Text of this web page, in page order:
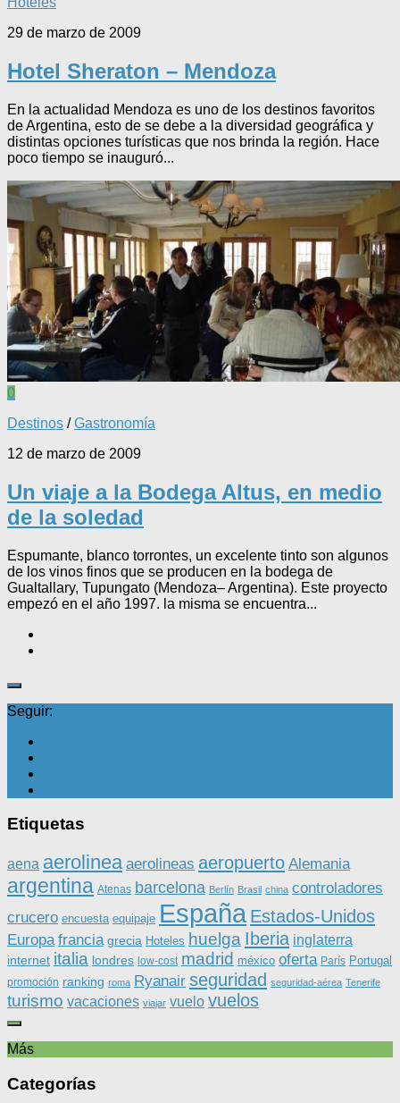
29 de marzo de 2009
Hotel Sheraton – Mendoza
En la actualidad Mendoza es uno de los destinos favoritos
de Argentina, esto de se debe a la diversidad geográfica y
distintas opciones turísticas que nos brinda la región. Hace
poco tiempo se inauguró...
0
Destinos /Gastronomía
12 de marzo de 2009
Un viaje a la Bodega Altus, en medio
de la soledad
Espumante, blanco torrontes, un excelente tinto son algunos
de los vinos finos que se producen en la bodega de
Gualtallary, Tupungato (Mendoza– Argentina). Este proyecto
empezó en el año 1997. la misma se encuentra...
Seguir:
Etiquetas
aena aerolinea aerolineas aeropuerto Alemania
argentina Atenas barcelona Berlín Brasil china controladores
crucero encuesta equipaje España Estados-Unidos
Europa francia grecia Hoteles huelga Iberia inglaterra
internet italia londres low-cost madrid méxico oferta París Portugal
promoción ranking roma Ryanair seguridad seguridad-aérea Tenerife
turismo vacaciones viajar vuelo vuelos
Más
Categorías